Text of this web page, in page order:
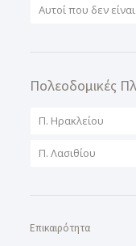
Αυτοί που δεν
Πολεοδομικές
Π. Ηρακλείου
Π. Λασιθίου
Επικαιρότητα